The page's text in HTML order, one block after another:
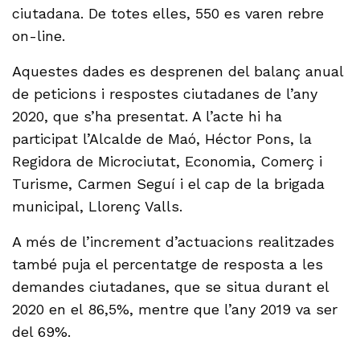
ciutadana. De totes elles, 550 es varen rebre
on-line.
Aquestes dades es desprenen del balanç anual
de peticions i respostes ciutadanes de l’any
2020, que s’ha presentat. A l’acte hi ha
participat l’Alcalde de Maó, Héctor Pons, la
Regidora de Microciutat, Economia, Comerç i
Turisme, Carmen Seguí i el cap de la brigada
municipal, Llorenç Valls.
A més de l’increment d’actuacions realitzades
també puja el percentatge de resposta a les
demandes ciutadanes, que se situa durant el
2020 en el 86,5%, mentre que l’any 2019 va ser
del 69%.